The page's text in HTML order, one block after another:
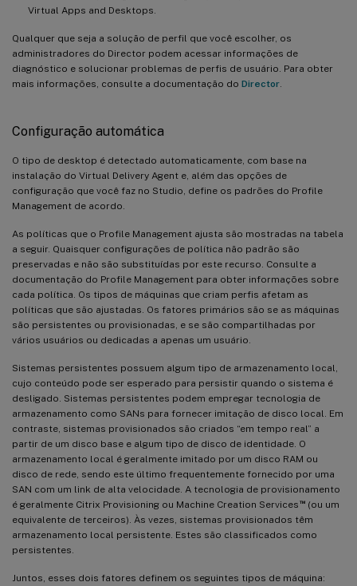
Virtual Apps and Desktops.
Qualquer que seja a solução de perfil que você escolher, os
administradores do Director podem acessar informações de
diagnóstico e solucionar problemas de perfis de usuário. Para obter
mais informações, consulte a documentação do Director
Configuração automática
O tipo de desktop é detectado automaticamente, com base na
instalação do Virtual Delivery Agent e, além das opções de
configuração que você faz no Studio, define os padrões do Profile
Management de acordo.
As políticas que o Profile Management ajusta são mostradas na tabela
a seguir. Quaisquer configurações de política não padrão são
preservadas e não são substituídas por este recurso. Consulte a
documentação do Profile Management para obter informações sobre
cada política. Os tipos de máquinas que criam perfis afetam as
políticas que são ajustadas. Os fatores primários são se as máquinas
são persistentes ou provisionadas, e se são compartilhadas por
vários usuários ou dedicadas a apenas um usuário.
Sistemas persistentes possuem algum tipo de armazenamento local,
cujo conteúdo pode ser esperado para persistir quando o sistema é
desligado. Sistemas persistentes podem empregar tecnologia de
armazenamento como SANs para fornecer imitação de disco local. Em
contraste, sistemas provisionados são criados “em tempo real” a
partir de um disco base e algum tipo de disco de identidade. O
armazenamento local é geralmente imitado por um disco RAM ou
disco de rede, sendo este último frequentemente fornecido por uma
SAN com um link de alta velocidade. A tecnologia de provisionamento
é geralmente Citrix Provisioning ou Machine Creation Services ™(ou um
equivalente de terceiros). Às vezes, sistemas provisionados têm
armazenamento local persistente. Estes são classificados como
persistentes.
Juntos, esses dois fatores definem os seguintes tipos de máquina: